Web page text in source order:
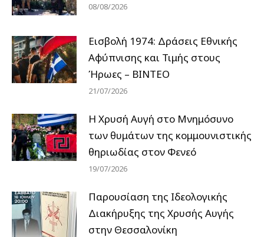
08/08/2026
Εισβολή 1974: Δράσεις Εθνικής
Αφύπνισης και Τιμής στους
Ήρωες – ΒΙΝΤΕΟ
21/07/2026
Η Χρυσή Αυγή στο Μνημόσυνο
των θυμάτων της κομμουνιστικής
θηριωδίας στον Φενεό
19/07/2026
Παρουσίαση της Ιδεολογικής
Διακήρυξης της Χρυσής Αυγής
στην Θεσσαλονίκη